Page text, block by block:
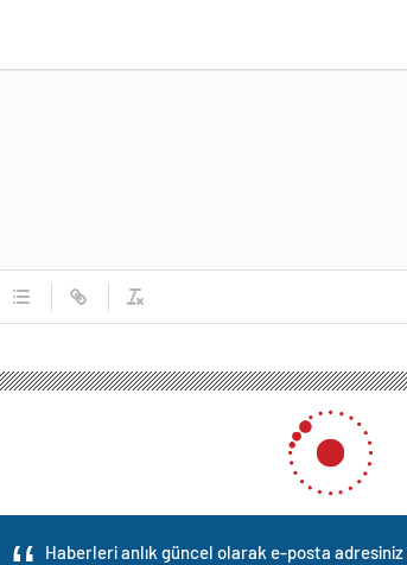
Haberleri anlık güncel olarak e-posta